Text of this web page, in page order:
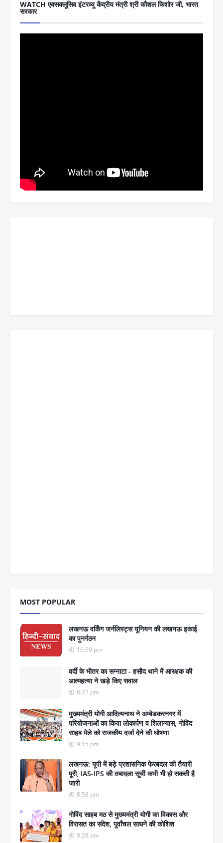
WATCH एक्सक्लूसिव इंटरव्यू केंद्रीय मंत्री श्री कौशल किशोर जी, भारत
सरकार
MOST POPULAR
लखनऊ वर्किंग जर्नलिस्ट्स यूनियन की लखनऊ इकाई
का पुनर्गठन
10:59 pm
वर्दी के भीतर का सन्नाटा - हसौद थाने में आरक्षक की
आत्महत्या ने खड़े किए सवाल
8:27 pm
मुख्यमंत्री योगी आदित्यनाथ ने अम्बेडकरनगर में
परियोजनाओं का किया लोकार्पण व शिलान्यास, गोविंद
साहब मेले को राजकीय दर्जा देने की घोषणा
9:15 pm
लखनऊ: यूपी में बड़े प्रशासनिक फेरबदल की तैयारी
पूरी, IAS-IPS की तबादला सूची कभी भी हो सकती है
जारी
8:53 pm
गोविंद साहब मठ से मुख्यमंत्री योगी का विकास और
विरासत का संदेश, पूर्वांचल साधने की कोशिश
9:28 pm